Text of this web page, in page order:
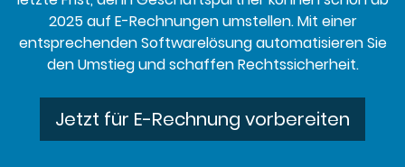
2025 auf E-Rechnungen umstellen. Mit einer
entsprechenden Softwarelösung automatisieren Sie
den Umstieg und schaffen Rechtssicherheit.
Jetzt für E-Rechnung vorbereiten